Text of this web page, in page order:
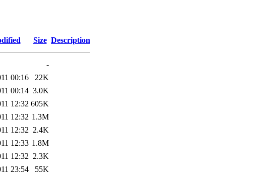
Size Description
-
00:16
22K
00:14 3.0K
12:32 605K
12:32 1.3M
12:32 2.4K
12:33 1.8M
12:32 2.3K
23:54
55K